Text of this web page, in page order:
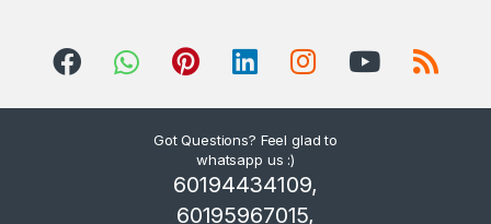
Got Questions? Feel glad to
whatsapp us :)
60194434109,
60195967015,